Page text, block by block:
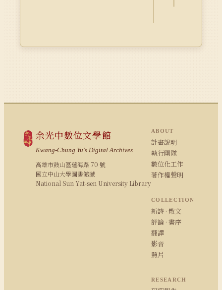
余光中數位文學館
Kwang-Chung Yu's Digital Archives
高雄市鼓山區蓮海路 70 號
國立中山大學圖書館藏
National Sun Yat-sen University Library
ABOUT
計畫說明
執行團隊
數位化工作
著作權聲明
COLLECTION
新詩 · 散文
評論 · 書序
翻譯
影音
照片
RESEARCH